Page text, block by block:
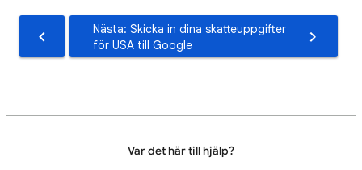
Nästa: Skicka in dina skatteuppgifter
för USA till Google
Var det här till hjälp?